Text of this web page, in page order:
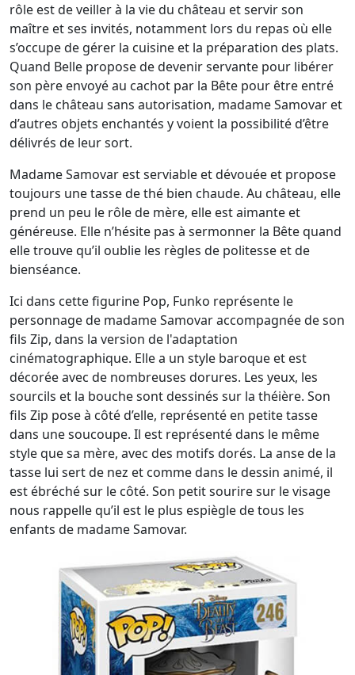
rôle est de veiller à la vie du château et servir son
maître et ses invités, notamment lors du repas où elle
s’occupe de gérer la cuisine et la préparation des plats.
Quand Belle propose de devenir servante pour libérer
son père envoyé au cachot par la Bête pour être entré
dans le château sans autorisation, madame Samovar et
d’autres objets enchantés y voient la possibilité d’être
délivrés de leur sort.
Madame Samovar est serviable et dévouée et propose
toujours une tasse de thé bien chaude. Au château, elle
prend un peu le rôle de mère, elle est aimante et
généreuse. Elle n’hésite pas à sermonner la Bête quand
elle trouve qu’il oublie les règles de politesse et de
bienséance.
Ici dans cette figurine Pop, Funko représente le
personnage de madame Samovar accompagnée de son
fils Zip, dans la version de l'adaptation
cinématographique. Elle a un style baroque et est
décorée avec de nombreuses dorures. Les yeux, les
sourcils et la bouche sont dessinés sur la théière. Son
fils Zip pose à côté d’elle, représenté en petite tasse
dans une soucoupe. Il est représenté dans le même
style que sa mère, avec des motifs dorés. La anse de la
tasse lui sert de nez et comme dans le dessin animé, il
est ébréché sur le côté. Son petit sourire sur le visage
nous rappelle qu’il est le plus espiègle de tous les
enfants de madame Samovar.